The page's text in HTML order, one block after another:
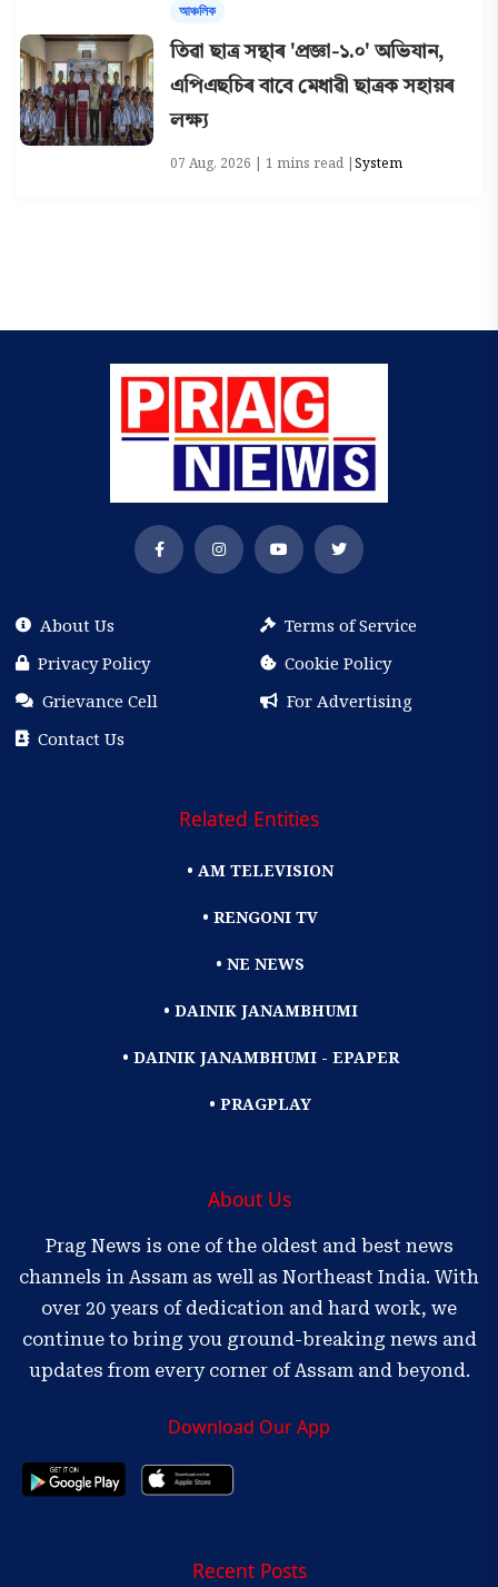
আঞ্চলিক
তিৱা ছাত্ৰ সন্থাৰ 'প্ৰজ্ঞা-১.০' অভিযান,
এপিএছচিৰ বাবে মেধাৱী ছাত্ৰক সহায়ৰ
লক্ষ্য
07 Aug, 2026 | 1 mins read |System
About Us
Terms of Service
Privacy Policy
Cookie Policy
Grievance Cell
For Advertising
Contact Us
Related Entities
• AM TELEVISION
• RENGONI TV
• NE NEWS
• DAINIK JANAMBHUMI
• DAINIK JANAMBHUMI - EPAPER
• PRAGPLAY
About Us
Prag News is one of the oldest and best news
channels in Assam as well as Northeast India. With
over 20 years of dedication and hard work, we
continue to bring you ground-breaking news and
updates from every corner of Assam and beyond.
Download Our App
Recent Posts